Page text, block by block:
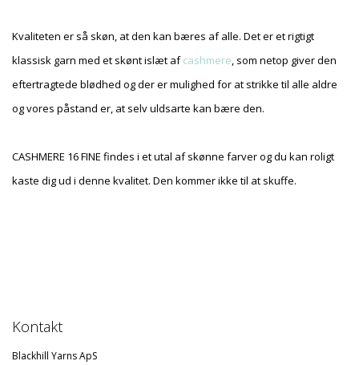
Kvaliteten er så skøn, at den kan bæres af alle. Det er et rigtigt
klassisk garn med et skønt islæt afcashmere, som netop giver den
eftertragtede blødhed og der er mulighed for at strikke til alle aldre
og vores påstand er, at selv uldsarte kan bære den.
CASHMERE 16 FINE findes i et utal af skønne farver og du kan roligt
kaste dig ud i denne kvalitet. Den kommer ikke til at skuffe.
Kontakt
Blackhill Yarns ApS